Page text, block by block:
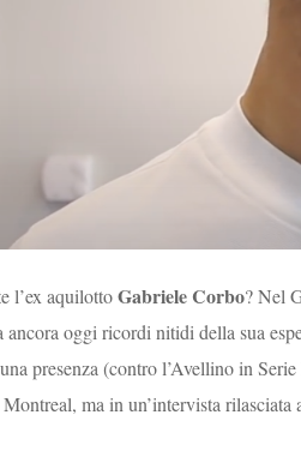
l’ex aquilottoGabriele Corbo? Nel
ancora oggi ricordi nitidi della sua
presenza (contro l’Avellino in
ma in un’intervista rilasciata